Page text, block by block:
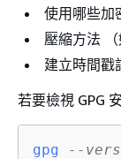
使用哪些加
壓縮方法 （
建立時間戳
若要檢視 GPG
gpg --